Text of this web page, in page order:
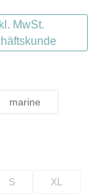
MwSt.
verfügbar.)
marine
S XL